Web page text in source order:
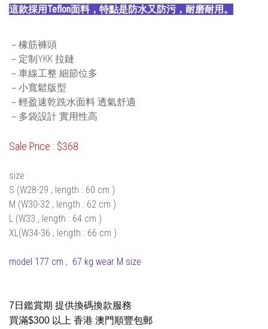
這款採用Teflon面料，特點是防水又防污，耐磨耐用。
－橡筋褲頭
－定制YKK 拉鏈
－車線工整 細節位多
－小寬鬆版型
－輕盈速乾跣水面料 透氣舒適
－多袋設計 實用性高
Sale Price : $368
size :
S (W28-29 , length : 60 cm )
M (W30-32 , length : 62 cm )
L (W33 , length : 64 cm )
XL(W34-36 , length : 66 cm )
model 177 cm , 67 kg wear M size
7日鑑賞期 提供換碼換款服務
買滿$300 以上 香港 澳門順豐包郵